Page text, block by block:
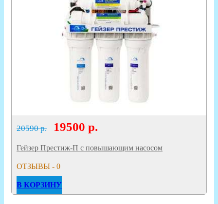
20590 р. 19500 р.
Гейзер Престиж-П с повышающим насосом
ОТЗЫВЫ - 0
В КОРЗИНУ